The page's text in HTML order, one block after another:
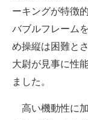
ーキングが特徴
バブルフレーム
め操縦は困難と
大尉が見事に性
ました。
高い機動性に